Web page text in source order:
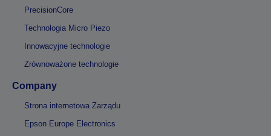
PrecisionCore
Technologia Micro Piezo
Innowacyjne technologie
Zrównoważone technologie
Company
Strona internetowa Zarządu
Epson Europe Electronics